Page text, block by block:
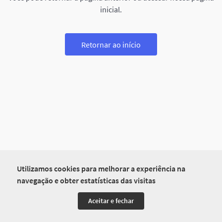
Utilizamos cookies para melhorar a experiência na
navegação e obter estatísticas das visitas
Aceitar e fechar
inicial.
Retornar ao início